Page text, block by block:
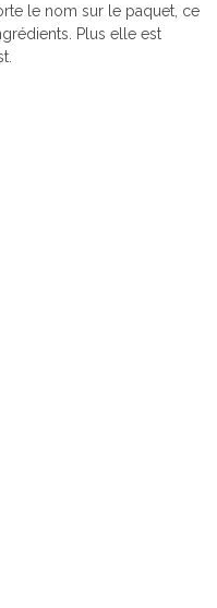
le nom sur le paquet, ce
Plus elle est